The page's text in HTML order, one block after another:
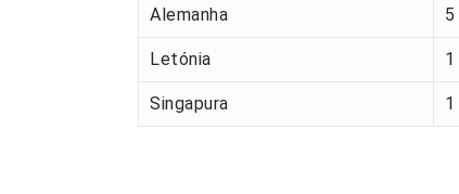
Alemanha 5
Letónia 1
Singapura 1